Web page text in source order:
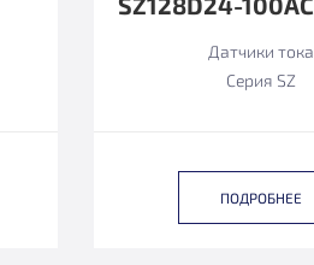
Датчики тока
Серия SZ
ПОДРОБНЕЕ